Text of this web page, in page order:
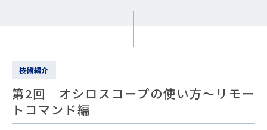
技術紹介
第2回 オシロスコープの使い方～リモー
トコマンド編